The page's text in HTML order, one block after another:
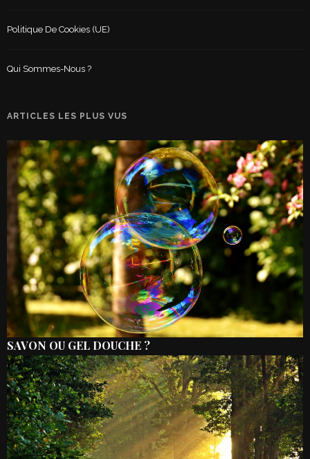
Politique De Cookies (UE)
Qui Sommes-Nous ?
ARTICLES LES PLUS VUS
SAVON OU GEL DOUCHE ?